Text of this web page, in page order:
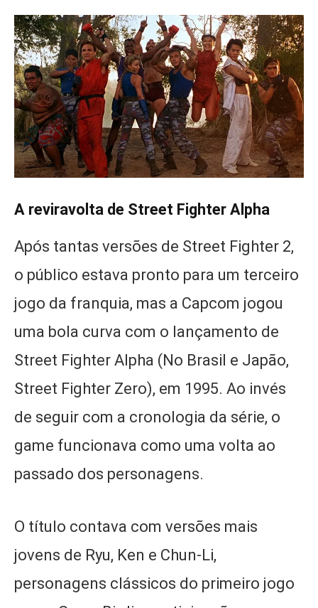
A reviravolta de Street Fighter Alpha
Após tantas versões de Street Fighter 2,
o público estava pronto para um terceiro
jogo da franquia, mas a Capcom jogou
uma bola curva com o lançamento de
Street Fighter Alpha (No Brasil e Japão,
Street Fighter Zero), em 1995. Ao invés
de seguir com a cronologia da série, o
game funcionava como uma volta ao
passado dos personagens.
O título contava com versões mais
jovens de Ryu, Ken e Chun-Li,
personagens clássicos do primeiro jogo